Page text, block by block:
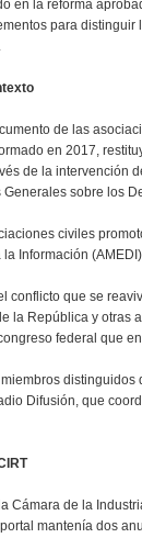
en la reforma
para
de las
en 2017,
de la intervención
Generales sobre los
civiles
Información
conflicto que se
la República y otras
federal que
distinguidos
Difusión, que
Cámara de la
mantenía dos